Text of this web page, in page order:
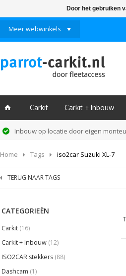
Meer webwinkels
ï Carkit Carkit + Inbouw
Inbouw op locatie door eigen
Home Tags iso2car Suzuki XL-7
TERUG NAAR TAGS
CATEGORIEËN
Carkit (16)
Carkit + Inbouw (12)
ISO2CAR stekkers (88)
Dashcam (1)
Door het gebruiken